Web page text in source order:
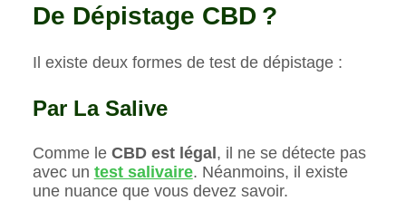
De Dépistage CBD ?
Il existe deux formes de test de dépistage :
Par La Salive
Comme le CBD est légal, il ne se détecte pas
avec un test salivaire. Néanmoins, il existe
une nuance que vous devez savoir.